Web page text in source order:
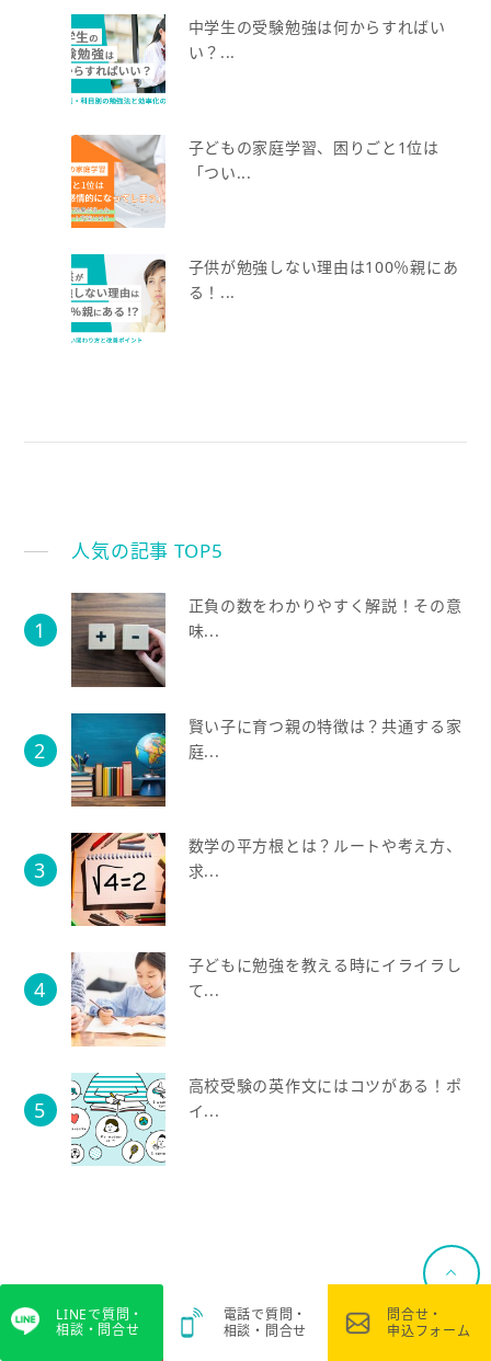
中学生の受験勉強は何からすればい
い？...
子どもの家庭学習、困りごと1位は
「つい...
子供が勉強しない理由は100％親にあ
る！...
人気の記事 TOP5
正負の数をわかりやすく解説！その意
味...
賢い子に育つ親の特徴は？共通する家
庭...
数学の平方根とは？ルートや考え方、
求...
子どもに勉強を教える時にイライラし
て...
高校受験の英作文にはコツがある！ポ
イ...
LINEで質問・
相談・問合せ
電話で質問・
相談・問合せ
問合せ・
申込フォーム